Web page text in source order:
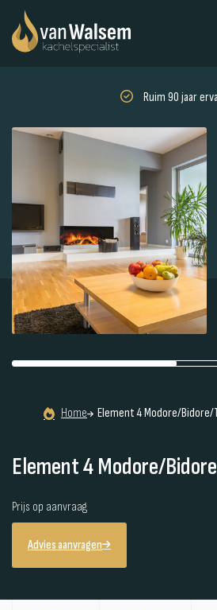
Ruim 90 jaar
Home Element 4 Modore/Bidore/
Element 4 Modore/
Prijs op aanvraag
Advies aanvragen